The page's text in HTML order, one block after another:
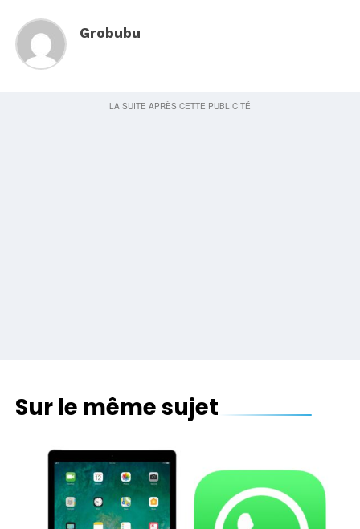
Grobubu
Sur le même sujet